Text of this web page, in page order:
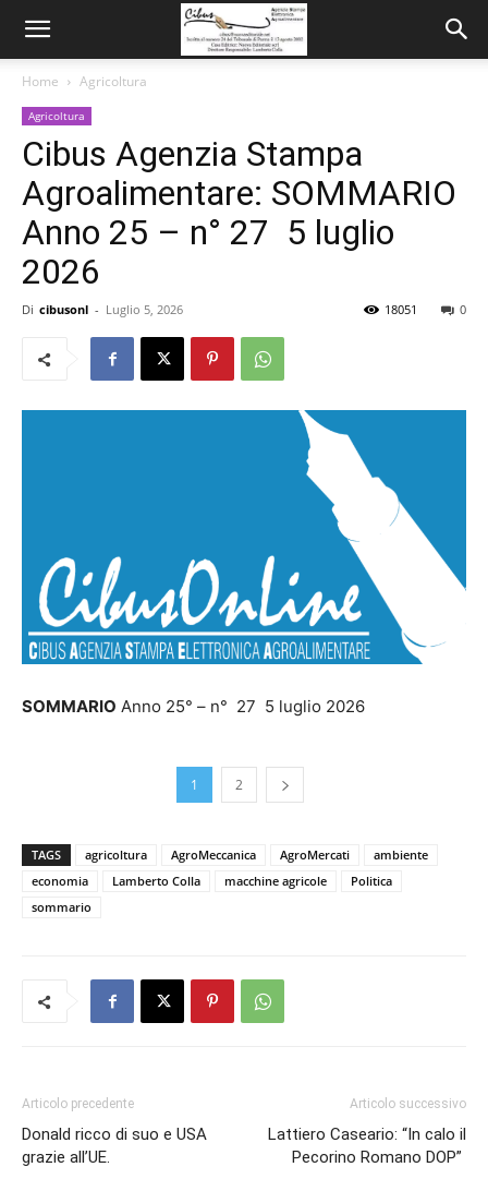
Home Agricoltura
Agricoltura
Cibus Agenzia Stampa
Agroalimentare: SOMMARIO
Anno 25 – n° 27 5 luglio
2026
Di cibusonl - Luglio 5, 2026 0
18051
SOMMARIO Anno 25° – n° 27 5 luglio 2026
1 2
TAGS agricoltura AgroMeccanica AgroMercati
ambiente
economia
Lamberto Colla macchine agricole
Politica
sommario
Articolo precedente
Donald ricco di suo e USA
grazie all’UE.
Articolo successivo
Lattiero Caseario: “In calo il
Pecorino Romano DOP”